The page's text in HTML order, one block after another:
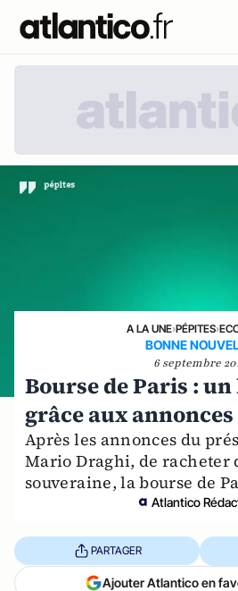
A LA UNE›PÉPITES›
BONNE
6 septembre
Bourse de Paris : un
grâce aux
Après les annonces du
Mario Draghi, de racheter
souveraine, la bourse de
Atlantico
PARTAGER
Ajouter Atlantico en